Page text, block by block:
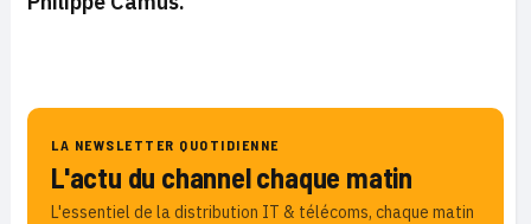
LA NEWSLETTER QUOTIDIENNE
L'actu du channel chaque matin
L'essentiel de la distribution IT & télécoms, chaque matin